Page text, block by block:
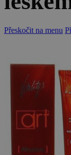
Přeskočit na menu